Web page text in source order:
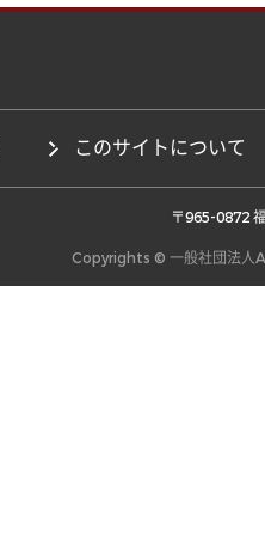
このサイトについて
〒965-0872
Copyrights © 一般社団法人